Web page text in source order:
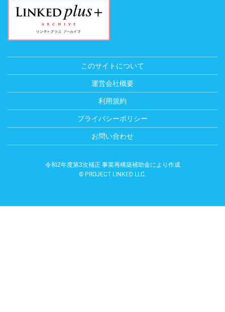
このサイトについて
運営会社概要
利用規約
プライバシーポリシー
お問い合わせ
令和2年度第3次補正 事業再構築補助金により作成
© PROJECT LINKED LLC.